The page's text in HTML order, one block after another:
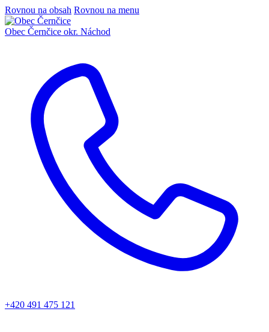
Rovnou na obsah Rovnou na menu
Obec Černčice okr. Náchod
+420 491 475 121